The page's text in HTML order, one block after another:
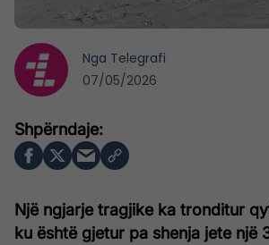
Një ngjarje tragjike ka tronditur
ku është gjetur pa shenja jete një
Nga Telegrafi
07/05/2026